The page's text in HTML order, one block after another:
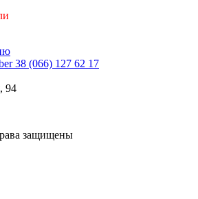
38 (066) 127 62 17
94
защищены